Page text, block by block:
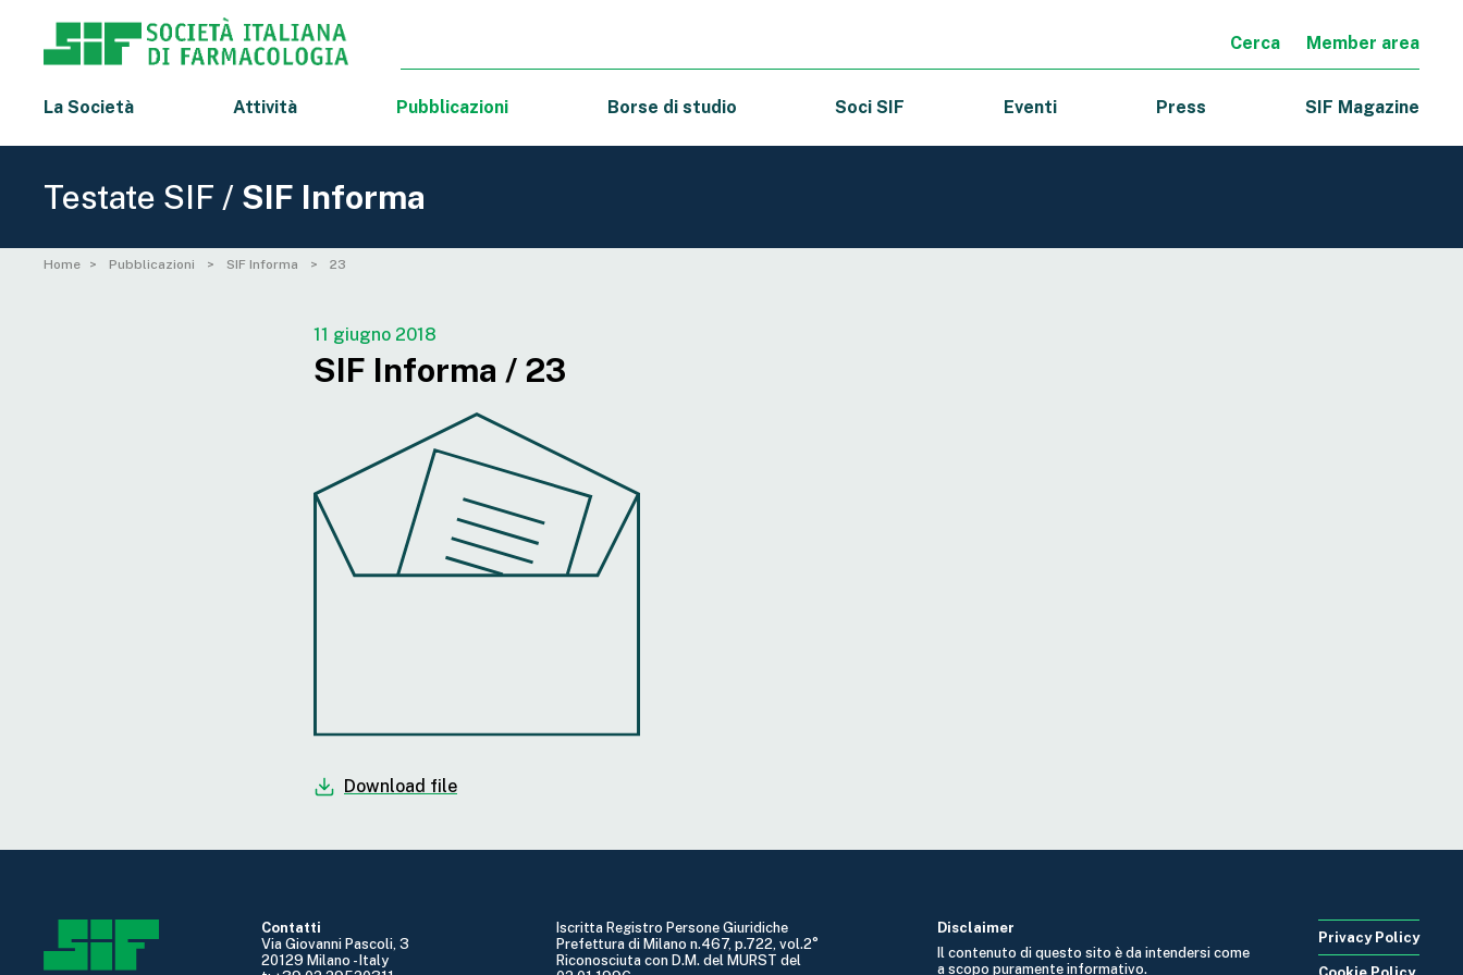
Cerca Member area
La Società Attività Pubblicazioni Borse di studio Soci SIF Eventi Press SIF Magazine
Testate SIF / SIF Informa
Home Pubblicazioni SIF Informa 23
11 giugno 2018
SIF Informa / 23
Download file
Contatti
Via Giovanni Pascoli, 3
20129 Milano - Italy
Iscritta Registro Persone Giuridiche
Prefettura di Milano n.467, p.722, vol.2°
Riconosciuta con D.M. del MURST del
Disclaimer
Il contenuto di questo sito è da intendersi come
a scopo puramente informativo.
Privacy Policy